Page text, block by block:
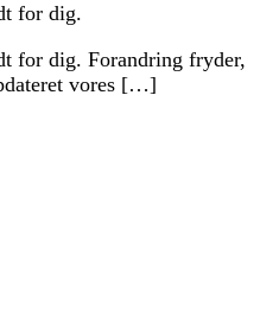
for dig.
for dig. Forandring fryder,
vores […]